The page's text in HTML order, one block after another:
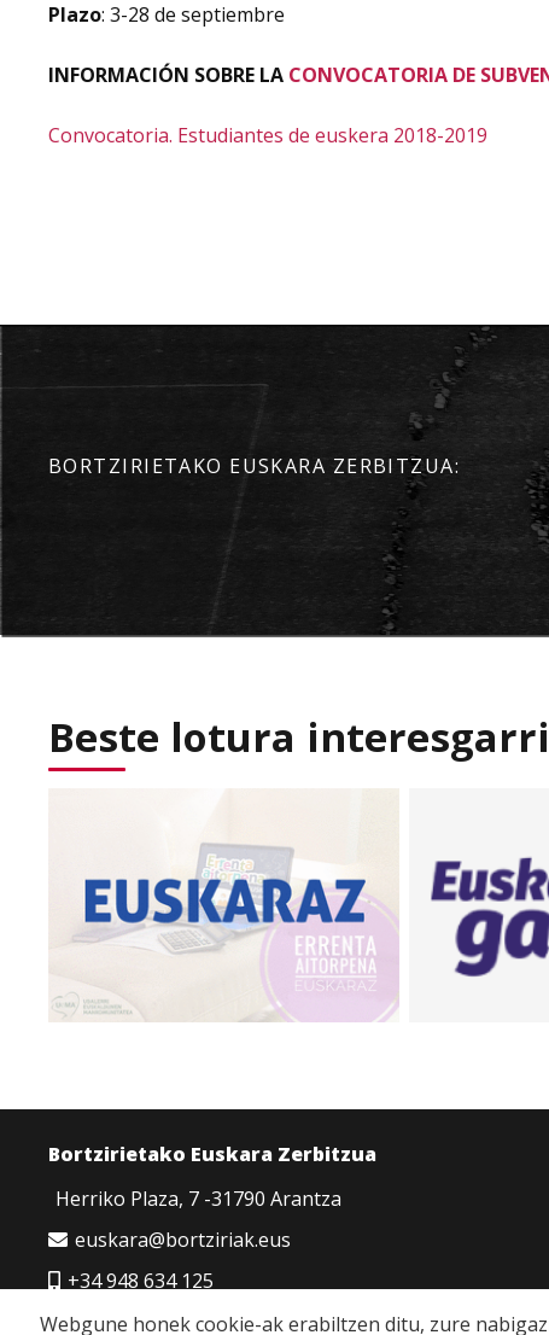
Plazo: 3-28 de septiembre
INFORMACIÓN SOBRE LA CONVOCATORIA DE
Convocatoria. Estudiantes de euskera 2018-2019
BORTZIRIETAKO EUSKARA ZERBITZUA:
Beste lotura
Bortzirietako Euskara Zerbitzua
Herriko Plaza, 7 -31790 Arantza
euskara@bortziriak.eus
+34 948 634 125
680 65 06 50
Webgune honek cookie-ak erabiltzen ditu, zure